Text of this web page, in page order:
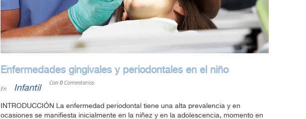
Enfermedades gingivales y periodontales en el niño
En Infantil
Con 0 Comentarios
INTRODUCCIÓN La enfermedad periodontal tiene una alta prevalencia y en
ocasiones se manifiesta inicialmente en la niñez y en la adolescencia, momento en